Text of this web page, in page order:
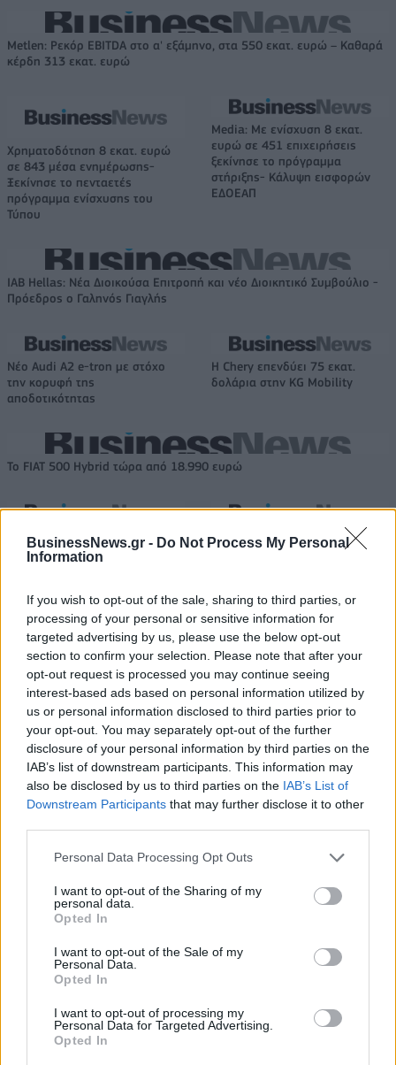
BusinessNews.gr - Do Not Process My Personal
Information
If you wish to opt-out of the sale, sharing to third parties, or
processing of your personal or sensitive information for
targeted advertising by us, please use the below opt-out
section to confirm your selection. Please note that after your
opt-out request is processed you may continue seeing
interest-based ads based on personal information utilized by
us or personal information disclosed to third parties prior to
your opt-out. You may separately opt-out of the further
disclosure of your personal information by third parties on the
IAB’s list of downstream participants. This information may
also be disclosed by us to third parties on the IAB’s List of
Downstream Participants that may further disclose it to other
Personal Data Processing Opt Outs
I want to opt-out of the Sharing of my
personal data.
Opted In
I want to opt-out of the Sale of my
Personal Data.
Opted In
I want to opt-out of processing my
Personal Data for Targeted Advertising.
Opted In
Metlen: Ρεκόρ EBITDA στο α' εξάμηνο, στα 550 εκατ. ευρώ – Καθαρά
κέρδη 313 εκατ. ευρώ
Χρηματοδότηση 8 εκατ. ευρώ
σε 843 μέσα ενημέρωσης-
Ξεκίνησε το πενταετές
πρόγραμμα ενίσχυσης του
Τύπου
Media: Με ενίσχυση 8 εκατ.
ευρώ σε 451 επιχειρήσεις
ξεκίνησε το πρόγραμμα
στήριξης- Κάλυψη εισφορών
ΕΔΟΕΑΠ
IAB Hellas: Νέα Διοικούσα Επιτροπή και νέο Διοικητικό Συμβούλιο -
Πρόεδρος ο Γαληνός Γιαγλής
Νέο Audi A2 e-tron με στόχο
την κορυφή της
αποδοτικότητας
Η Chery επενδύει 75 εκατ.
δολάρια στην KG Mobility
Το FIAT 500 Hybrid τώρα από 18.990 ευρώ
Θανάσης Σπανούλης: "Θα είμαι
χαρούμενος με ένα μετάλλιο"
Στους Ντένβερ Νάγκετς ο Λόνι
Γουόκερ
HELLENiQ ENERGY: Κέρδη 393 εκατ. ευρώ στο α' εξάμηνο – Στα 734
εκατ. ευρώ τα EBITDA
Viohalco: Αυξημένος κατά 14%
ο τζίρος στο α' εξάμηνο, στα 4,3
δισ. ευρώ – Στα 446 εκατ. ευρώ
τα EBITDA
ΥΠΕΘΟΟ: Νέες επενδύσεις 1
δισ. ευρώ ως το 2028 για την
Ενέργεια
VW: Η δύσκολη εξίσωση της
αναδιάρθρωσης
Alpha Bank: Για πρώτη φορά το
ESG Report 2025: Πώς η ΑΒ Βασιλόπουλος μετατρέπει τη
βιωσιμότητα σε καθημερινή πράξη